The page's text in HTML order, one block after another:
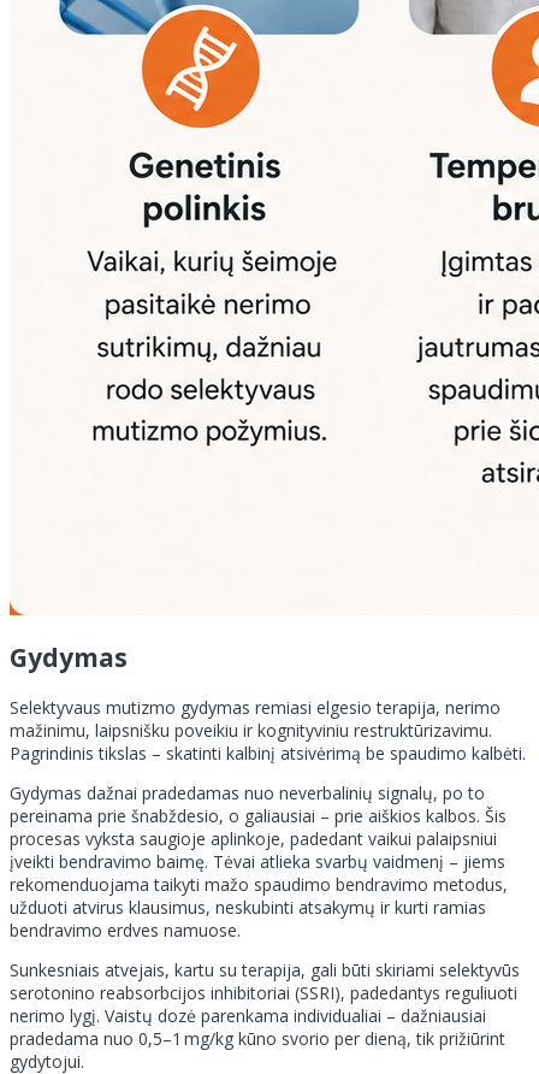
Gydymas
Selektyvaus mutizmo gydymas remiasi elgesio terapija, nerimo
mažinimu, laipsnišku poveikiu ir kognityviniu restruktūrizavimu.
Pagrindinis tikslas – skatinti kalbinį atsivėrimą be spaudimo kalbėti.
Gydymas dažnai pradedamas nuo neverbalinių signalų, po to
pereinama prie šnabždesio, o galiausiai – prie aiškios kalbos. Šis
procesas vyksta saugioje aplinkoje, padedant vaikui palaipsniui
įveikti bendravimo baimę. Tėvai atlieka svarbų vaidmenį – jiems
rekomenduojama taikyti mažo spaudimo bendravimo metodus,
užduoti atvirus klausimus, neskubinti atsakymų ir kurti ramias
bendravimo erdves namuose.
Sunkesniais atvejais, kartu su terapija, gali būti skiriami selektyvūs
serotonino reabsorbcijos inhibitoriai (SSRI), padedantys reguliuoti
nerimo lygį. Vaistų dozė parenkama individualiai – dažniausiai
pradedama nuo 0,5–1 mg/kg kūno svorio per dieną, tik prižiūrint
gydytojui.